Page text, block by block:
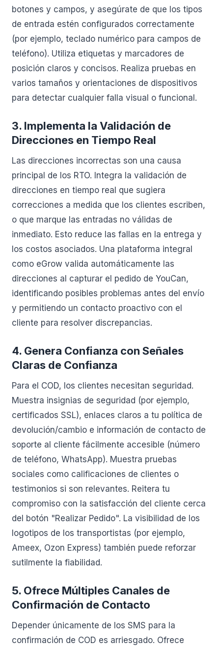
botones y campos, y asegúrate de que los tipos
de entrada estén configurados correctamente
(por ejemplo, teclado numérico para campos de
teléfono). Utiliza etiquetas y marcadores de
posición claros y concisos. Realiza pruebas en
varios tamaños y orientaciones de dispositivos
para detectar cualquier falla visual o funcional.
3. Implementa la Validación de
Direcciones en Tiempo Real
Las direcciones incorrectas son una causa
principal de los RTO. Integra la validación de
direcciones en tiempo real que sugiera
correcciones a medida que los clientes escriben,
o que marque las entradas no válidas de
inmediato. Esto reduce las fallas en la entrega y
los costos asociados. Una plataforma integral
como eGrow valida automáticamente las
direcciones al capturar el pedido de YouCan,
identificando posibles problemas antes del envío
y permitiendo un contacto proactivo con el
cliente para resolver discrepancias.
4. Genera Confianza con Señales
Claras de Confianza
Para el COD, los clientes necesitan seguridad.
Muestra insignias de seguridad (por ejemplo,
certificados SSL), enlaces claros a tu política de
devolución/cambio e información de contacto de
soporte al cliente fácilmente accesible (número
de teléfono, WhatsApp). Muestra pruebas
sociales como calificaciones de clientes o
testimonios si son relevantes. Reitera tu
compromiso con la satisfacción del cliente cerca
del botón "Realizar Pedido". La visibilidad de los
logotipos de los transportistas (por ejemplo,
Ameex, Ozon Express) también puede reforzar
sutilmente la fiabilidad.
5. Ofrece Múltiples Canales de
Confirmación de Contacto
Depender únicamente de los SMS para la
confirmación de COD es arriesgado. Ofrece